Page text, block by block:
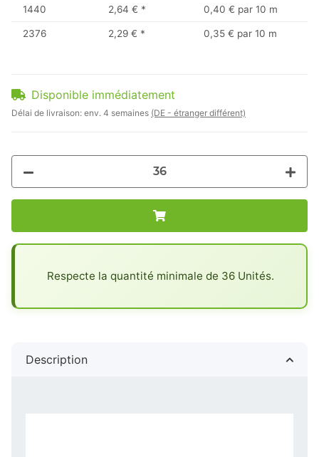
1440 2,64 € * 0,40 € par 10 m
2376 2,29 € * 0,35 € par 10 m
Disponible immédiatement
Délai de livraison: env. 4 semaines (DE - étranger différent)
Respecte la quantité minimale de 36 Unités.
Description